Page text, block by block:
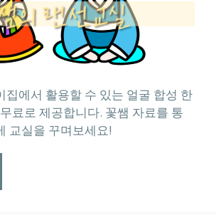
집에서 활용할 수 있는 얼굴 합성 한
료로 제공합니다. 꽃쌤 자료를 통
교실을 꾸며보세요!